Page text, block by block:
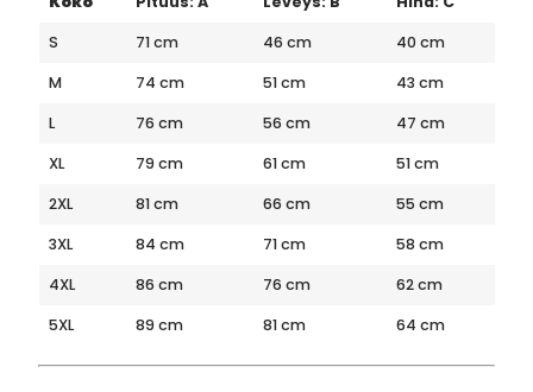
S
71 cm 46 cm
40 cm
M
74 cm 51 cm
43 cm
L
76 cm 56 cm
47 cm
XL
79 cm 61 cm
51 cm
2XL
81 cm 66 cm
55 cm
3XL
84 cm 71 cm
58 cm
4XL
86 cm 76 cm
62 cm
5XL
89 cm 81 cm 64 cm